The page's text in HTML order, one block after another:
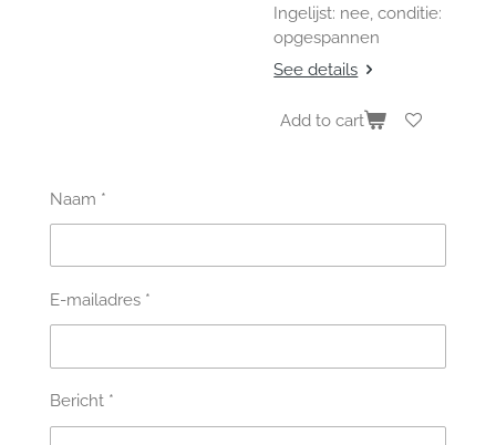
Ingelijst: nee, conditie:
opgespannen
See details
Add to cart
Naam *
E-mailadres *
Bericht *